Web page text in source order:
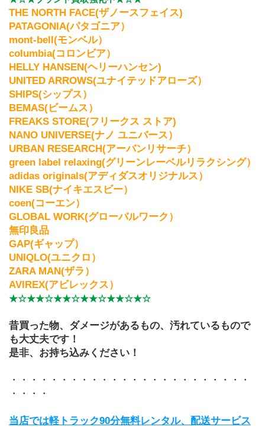
THE NORTH FACE(ザノースフェイス)
PATAGONIA(パタゴニア）
mont-bell(モンベル）
columbia(コロンビア）
HELLY HANSEN(ヘリーハンセン)
UNITED ARROWS(ユナイテッドアローズ）
SHIPS(シップス）
BEMAS(ビームス）
FREAKS STORE(フリークス ストア)
NANO UNIVERSE(ナノ ユニバース）
URBAN RESEARCH(アーバンリサーチ）
green label relaxing(グリーンレーベルリラクシング）
adidas originals(アディダスオリジナルス）
NIKE SB(ナイキエスビー）
coen(コーエン）
GLOBAL WORK(グローバルワーク）
無印良品
GAP(ギャップ）
UNIQLO(ユニクロ）
ZARA MAN(ザラ）
AVIREX(アビレックス）
★☆★★☆★★☆★★☆★★☆★☆
昔買った物、ダメージがあるもの、汚れているもので
も大丈夫です！
是非、お持ち込みください！
・・・・・・・・・・・・・・・・・・・・・・・・
・・・・
当店では軽トラック90分無料レンタル、配送サービス